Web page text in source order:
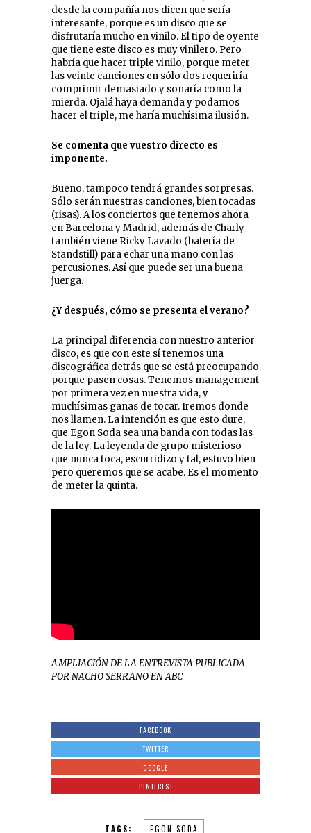
desde la compañía nos dicen que sería
interesante, porque es un disco que se
disfrutaría mucho en vinilo. El tipo de oyente
que tiene este disco es muy vinilero. Pero
habría que hacer triple vinilo, porque meter
las veinte canciones en sólo dos requeriría
comprimir demasiado y sonaría como la
mierda. Ojalá haya demanda y podamos
hacer el triple, me haría muchísima ilusión.
Se comenta que vuestro directo es
imponente.
Bueno, tampoco tendrá grandes sorpresas.
Sólo serán nuestras canciones, bien tocadas
(risas). A los conciertos que tenemos ahora
en Barcelona y Madrid, además de Charly
también viene Ricky Lavado (batería de
Standstill) para echar una mano con las
percusiones. Así que puede ser una buena
juerga.
¿Y después, cómo se presenta el verano?
La principal diferencia con nuestro anterior
disco, es que con este sí tenemos una
discográfica detrás que se está preocupando
porque pasen cosas. Tenemos management
por primera vez en nuestra vida, y
muchísimas ganas de tocar. Iremos donde
nos llamen. La intención es que esto dure,
que Egon Soda sea una banda con todas las
de la ley. La leyenda de grupo misterioso
que nunca toca, escurridizo y tal, estuvo bien
pero queremos que se acabe. Es el momento
de meter la quinta.
AMPLIACIÓN DE LA ENTREVISTA PUBLICADA
POR NACHO SERRANO EN ABC
FACEBOOK
TWITTER
GOOGLE
PINTEREST
TAGS: EGON SODA